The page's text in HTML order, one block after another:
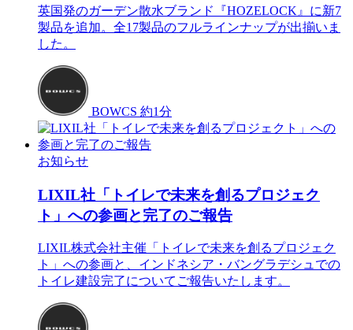
英国発のガーデン散水ブランド『HOZELOCK』に新7
製品を追加。全17製品のフルラインナップが出揃いま
した。
BOWCS 約1分
お知らせ
LIXIL社「トイレで未来を創るプロジェク
ト」への参画と完了のご報告
LIXIL株式会社主催「トイレで未来を創るプロジェク
ト」への参画と、インドネシア・バングラデシュでの
トイレ建設完了についてご報告いたします。